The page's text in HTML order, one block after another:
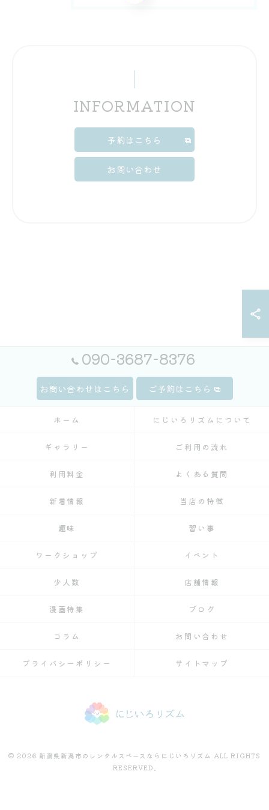
INFORMATION
予約はこちら
お問い合わせ
090-3687-8376
お問い合わせはこちら ご予約はこちら
ホーム にじいろリズムについて
ギャラリー ご利用の流れ
利用料金 よくある質問
新着情報 当店の特徴
趣味 習い事
ワークショップ イベント
少人数 店舗情報
漫画特集 ブログ
コラム お問い合わせ
プライバシーポリシー サイトマップ
© 2026 新潟県新潟市のレンタルスペースならにじいろリズム ALL RIGHTS
RESERVED.